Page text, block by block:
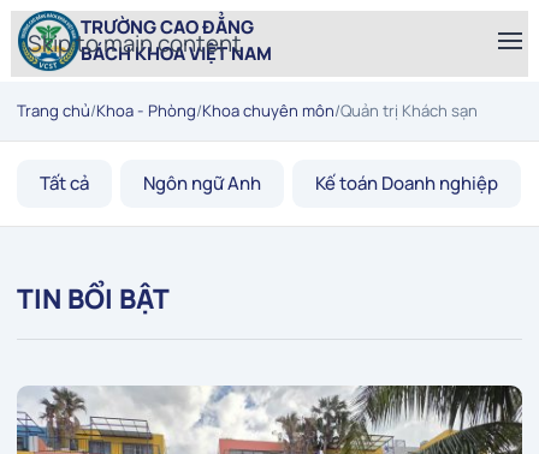
Skip to main content
TRƯỜNG CAO ĐẲNG
BÁCH KHOA VIỆT NAM
Trang chủ/Khoa - Phòng/Khoa chuyên môn/Quản trị Khách sạn
Tất cả Ngôn ngữ Anh Kế toán Doanh nghiệp
TIN BỔI BẬT